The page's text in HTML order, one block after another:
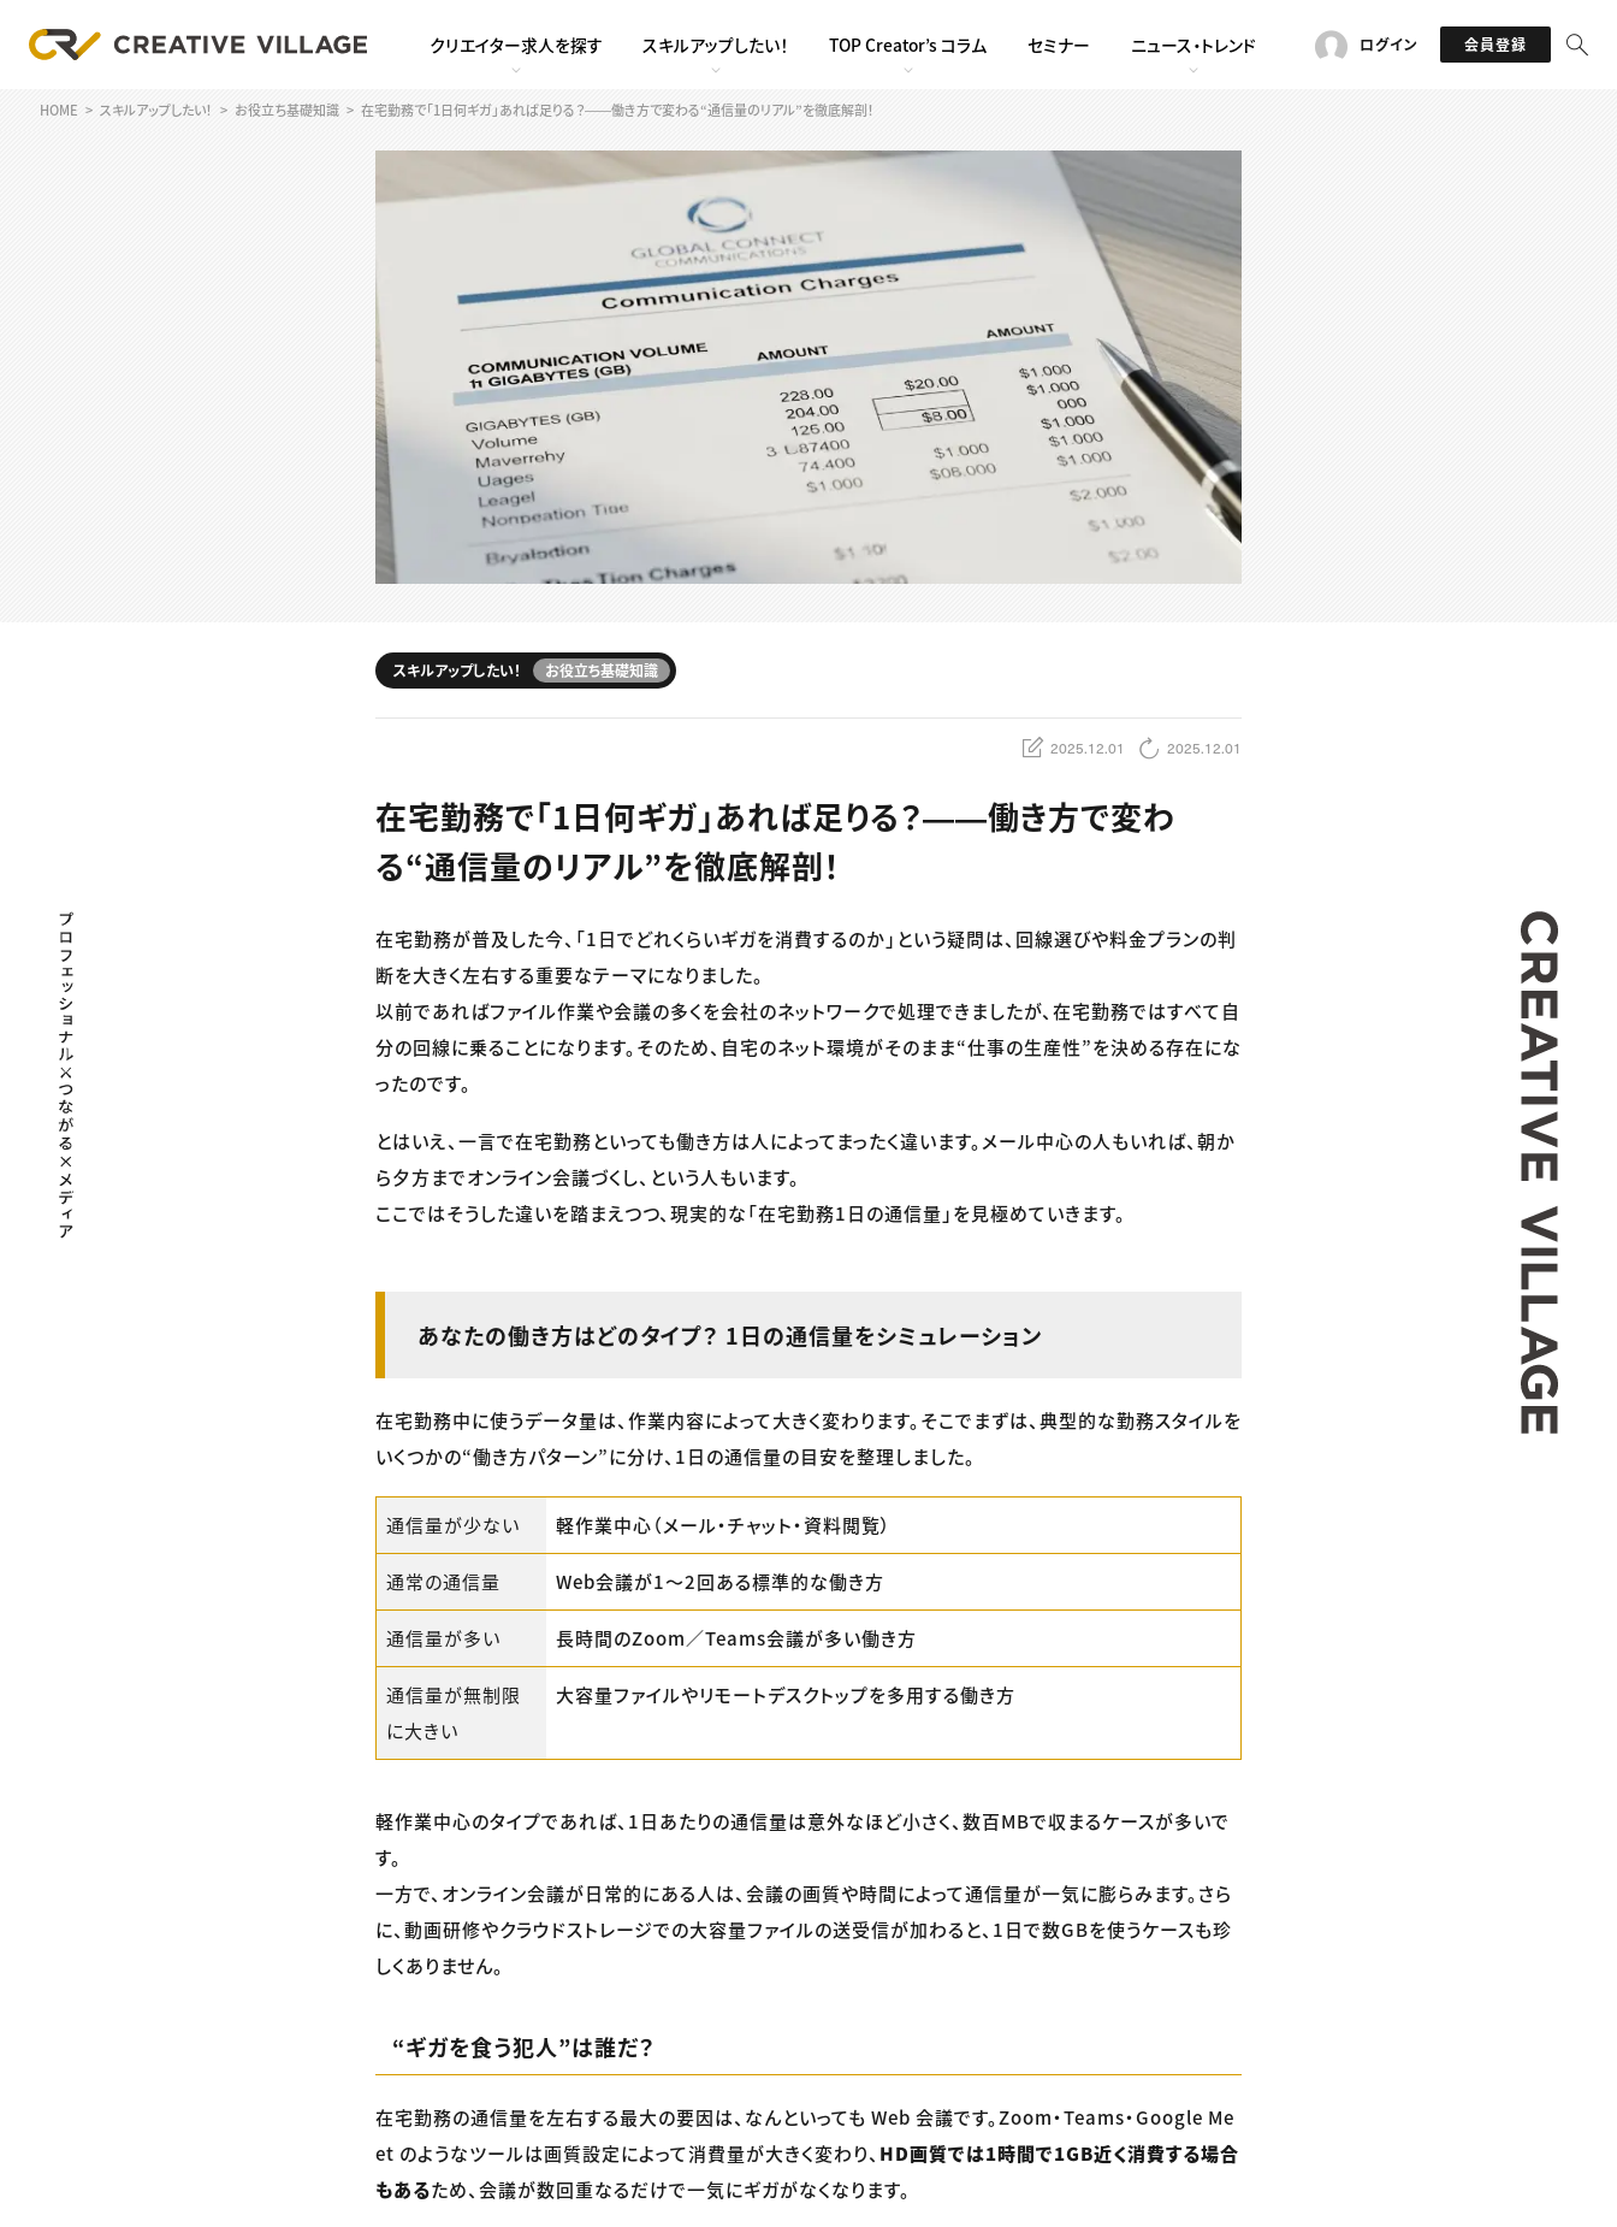
クリエイター求人を探す スキルアップしたい！ TOP Creator’s コラム セミナー ニュース・トレンド ログイン 会員登録
HOME スキルアップしたい！ お役立ち基礎知識 在宅勤務で「1日何ギガ」あれば足りる？――働き方で変わる“通信量のリアル”を徹底解剖！
スキルアップしたい！ お役立ち基礎知識
2025.12.01 2025.12.01
在宅勤務で「1日何ギガ」あれば足りる？――働き方で変わ
る“通信量のリアル”を徹底解剖！
在宅勤務が普及した今、「1日でどれくらいギガを消費するのか」という疑問は、回線選びや料金プランの判
断を大きく左右する重要なテーマになりました。
以前であればファイル作業や会議の多くを会社のネットワークで処理できましたが、在宅勤務ではすべて自
分の回線に乗ることになります。そのため、自宅のネット環境がそのまま“仕事の生産性”を決める存在にな
ったのです。
とはいえ、一言で在宅勤務といっても働き方は人によってまったく違います。メール中心の人もいれば、朝か
ら夕方までオンライン会議づくし、という人もいます。
ここではそうした違いを踏まえつつ、現実的な「在宅勤務1日の通信量」を見極めていきます。
あなたの働き方はどのタイプ？ 1日の通信量をシミュレーション
在宅勤務中に使うデータ量は、作業内容によって大きく変わります。そこでまずは、典型的な勤務スタイルを
いくつかの“働き方パターン”に分け、1日の通信量の目安を整理しました。
通信量が少ない 軽作業中心（メール・チャット・資料閲覧）
通常の通信量 Web会議が1〜2回ある標準的な働き方
通信量が多い 長時間のZoom／Teams会議が多い働き方
通信量が無制限
に大きい
大容量ファイルやリモートデスクトップを多用する働き方
軽作業中心のタイプであれば、1日あたりの通信量は意外なほど小さく、数百MBで収まるケースが多いで
す。
一方で、オンライン会議が日常的にある人は、会議の画質や時間によって通信量が一気に膨らみます。さら
に、動画研修やクラウドストレージでの大容量ファイルの送受信が加わると、1日で数GBを使うケースも珍
しくありません。
“ギガを食う犯人”は誰だ？
在宅勤務の通信量を左右する最大の要因は、なんといっても Web 会議です。Zoom・Teams・Google Me
et のようなツールは画質設定によって消費量が大きく変わり、 HD画質では1時間で1GB近く消費する場合
もあるため、会議が数回重なるだけで一気にギガがなくなります。